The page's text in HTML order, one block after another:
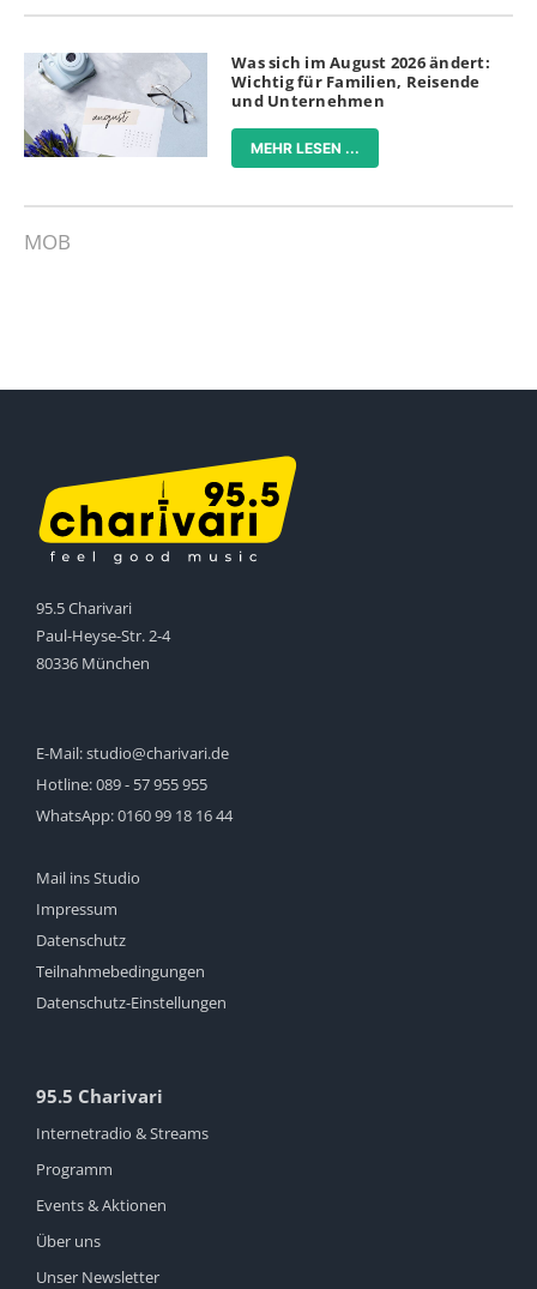
Was sich im August 2026 ändert:
Wichtig für Familien, Reisende
und Unternehmen
MEHR LESEN ...
MOB
95.5 Charivari
Paul-Heyse-Str. 2-4
80336 München
E-Mail:studio@charivari.de
Hotline:089 - 57 955 955
WhatsApp:0160 99 18 16 44
Mail ins Studio
Impressum
Datenschutz
Teilnahmebedingungen
Datenschutz-Einstellungen
95.5 Charivari
Internetradio & Streams
Programm
Events & Aktionen
Über uns
Unser Newsletter